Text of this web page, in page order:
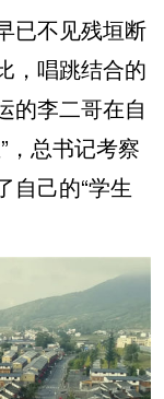
不见残垣断
，唱跳结合的
李二哥在自
，总书记考察
自己的“学生